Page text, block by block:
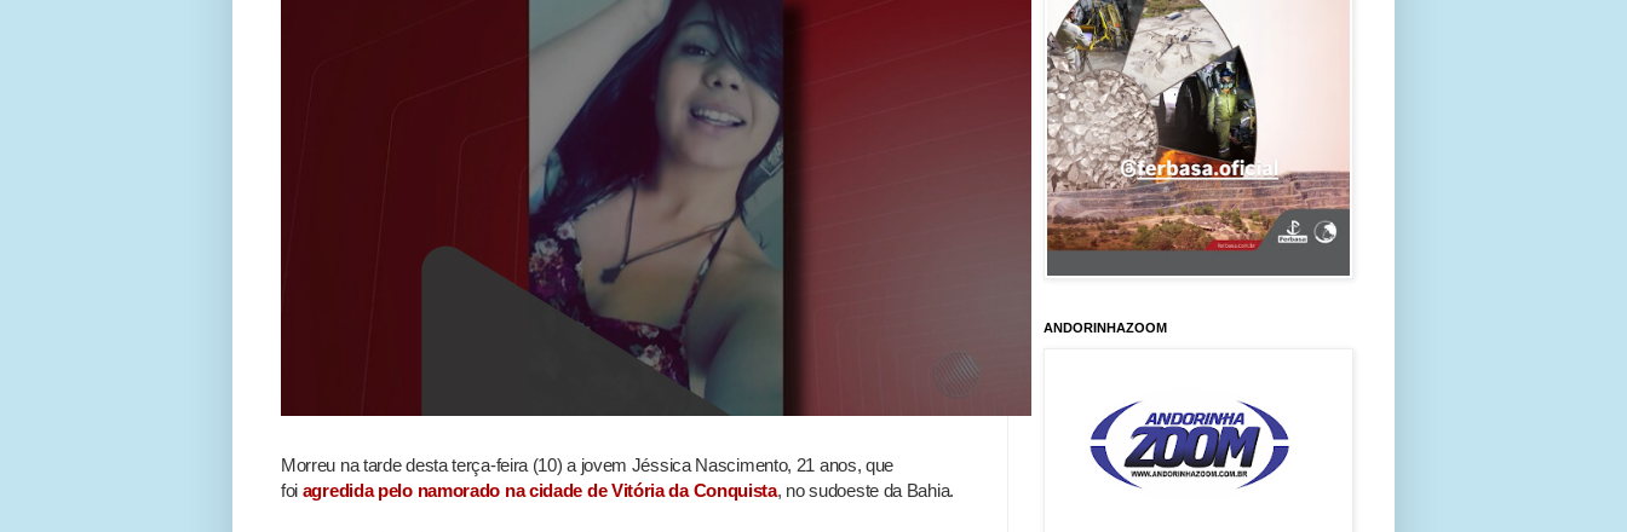
Morreu na tarde desta terça-feira (10) a jovem Jéssica Nascimento, 21 anos, que
foi agredida pelo namorado na cidade de Vitória da Conquista, no sudoeste da Bahia.
ANDORINHAZOOM